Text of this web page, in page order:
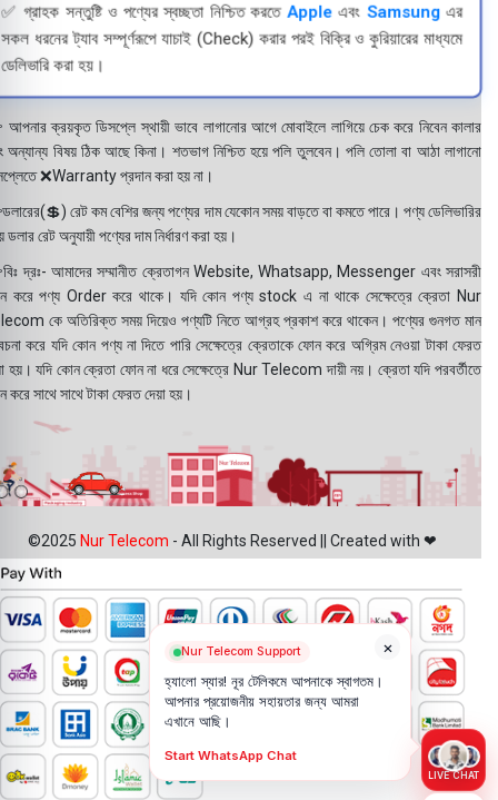
✅ গ্রাহক সন্তুষ্টি ও পণ্যের স্বচ্ছতা নিশ্চিত করতেApple এবংSamsung এর
সকল ধরনের ট্যাব সম্পূর্ণরূপে যাচাই (Check) করার পরই বিক্রি ও কুরিয়ারের মাধ্যমে
ডেলিভারি করা হয়।
ক্রয়কৃত ডিসপ্লে স্থায়ী ভাবে লাগানোর আগে মোবাইলে লাগিয়ে চেক করে নিবেন কালার
অন্যান্য বিষয় ঠিক আছে কিনা। শতভাগ নিশ্চিত হয়ে পলি তুলবেন। পলি তোলা বা আঠা লাগানো
❌Warranty প্রদান করা হয় না।
রেট কম বেশির জন্য পণ্যের দাম যেকোন সময় বাড়তে বা কমতে পারে। পণ্য ডেলিভারির
ডলার রেট অনুযায়ী পণ্যের দাম নির্ধারণ করা হয়।
দ্রঃ- আমাদের সম্মানীত ক্রেতাগন Website, Whatsapp, Messenger এবং সরাসরী
করে পণ্য Order করে থাকে। যদি কোন পণ্য stock এ না থাকে সেক্ষেত্রে ক্রেতা Nur
কে অতিরিক্ত সময় দিয়েও পণ্যটি নিতে আগ্রহ প্রকাশ করে থাকেন। পণ্যের গুনগত মান
করে যদি কোন পণ্য না দিতে পারি সেক্ষেত্রে ক্রেতাকে ফোন করে অগ্রিম নেওয়া টাকা ফেরত
হয়। যদি কোন ক্রেতা ফোন না ধরে সেক্ষেত্রে Nur Telecom দায়ী নয়। ক্রেতা যদি পরবর্তীতে
করে সাথে সাথে টাকা ফেরত দেয়া হয়।
©2025 Nur Telecom - All Rights Reserved || Created with ❤
×
Nur Telecom Support
হ্যালো স্যার! নূর টেলিকমে আপনাকে স্বাগতম।
আপনার প্রয়োজনীয় সহায়তার জন্য আমরা
এখানে আছি।
Start WhatsApp Chat
LIVE CHAT